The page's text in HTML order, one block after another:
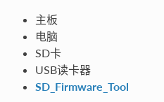
主板
电脑
SD卡
USB读卡器
SD_Firmware_Tool